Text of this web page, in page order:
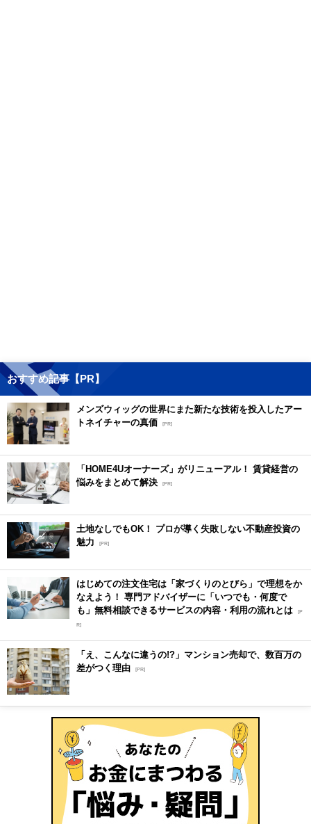
おすすめ記事【PR】
メンズウィッグの世界にまた新たな技術を投入したアー
トネイチャーの真価 [PR]
「HOME4Uオーナーズ」がリニューアル！ 賃貸経営の
悩みをまとめて解決 [PR]
土地なしでもOK！ プロが導く失敗しない不動産投資の
魅力
[PR]
はじめての注文住宅は「家づくりのとびら」で理想をか
なえよう！ 専門アドバイザーに「いつでも・何度で
も」無料相談できるサービスの内容・利用の流れとは [P
R]
「え、こんなに違うの!?」マンション売却で、数百万の
差がつく理由 [PR]